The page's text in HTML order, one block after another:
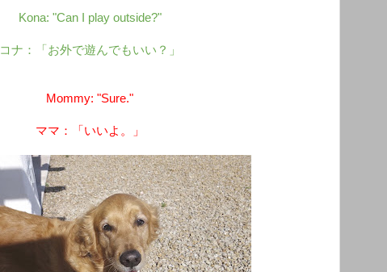
Kona: "Can I play outside?"
コナ：「お外で遊んでもいい？」
Mommy: "Sure."
ママ：「いいよ。」